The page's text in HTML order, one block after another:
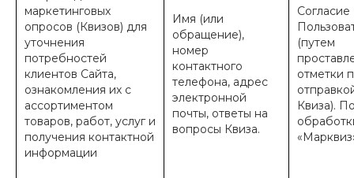
маркетинговых
опросов (Квизов) для
уточнения
потребностей
клиентов Сайта,
ознакомления их с
ассортиментом
товаров, работ, услуг и
получения контактной
информации
Имя (или
обращение),
номер
контактного
телефона, адрес
электронной
почты, ответы на
вопросы Квиза.
Согласие
(путем
отметки
Квиза).